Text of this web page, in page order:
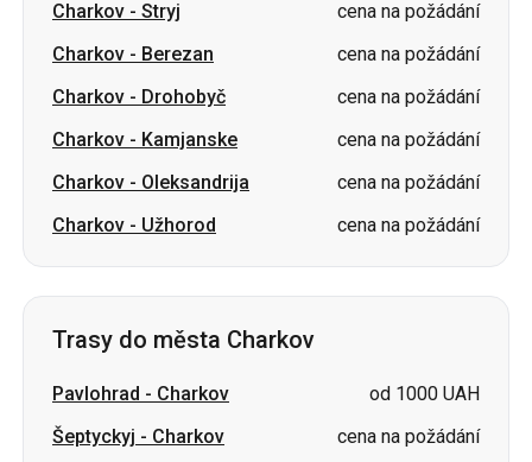
Charkov - Stryj
cena na požádání
Charkov - Berezan
cena na požádání
Charkov - Drohobyč
cena na požádání
Charkov - Kamjanske
cena na požádání
Charkov - Oleksandrija
cena na požádání
Charkov - Užhorod cena na požádání
Trasy do města Charkov
Pavlohrad - Charkov
od 1000 UAH
Šeptyckyj - Charkov
cena na požádání